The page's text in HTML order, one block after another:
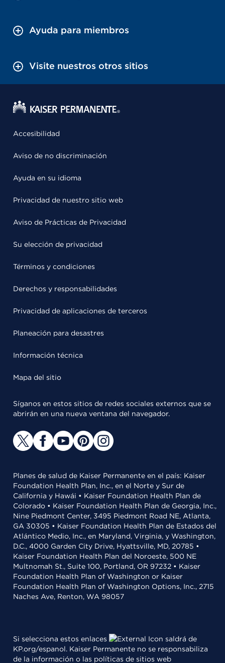
Ayuda para miembros
Visite nuestros otros sitios
Accesibilidad
Aviso de no discriminación
Ayuda en su idioma
Privacidad de nuestro sitio web
Aviso de Prácticas de Privacidad
Su elección de privacidad
Términos y condiciones
Derechos y responsabilidades
Privacidad de aplicaciones de terceros
Planeación para desastres
Información técnica
Mapa del sitio
Síganos en estos sitios de redes sociales externos que se
abrirán en una nueva ventana del navegador.
Planes de salud de Kaiser Permanente en el país: Kaiser
Foundation Health Plan, Inc., en el Norte y Sur de
California y Hawái • Kaiser Foundation Health Plan de
Colorado • Kaiser Foundation Health Plan de Georgia, Inc.,
Nine Piedmont Center, 3495 Piedmont Road NE, Atlanta,
GA 30305 • Kaiser Foundation Health Plan de Estados del
Atlántico Medio, Inc., en Maryland, Virginia, y Washington,
D.C., 4000 Garden City Drive, Hyattsville, MD, 20785 •
Kaiser Foundation Health Plan del Noroeste, 500 NE
Multnomah St., Suite 100, Portland, OR 97232 • Kaiser
Foundation Health Plan of Washington or Kaiser
Foundation Health Plan of Washington Options, Inc., 2715
Naches Ave, Renton, WA 98057
Si selecciona estos enlaces
saldrá de
KP.org/espanol. Kaiser Permanente no se responsabiliza
de la información o las políticas de sitios web